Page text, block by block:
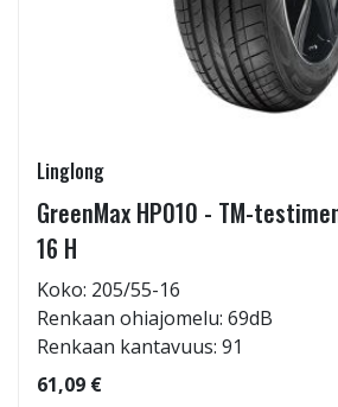
Linglong
GreenMax HP010 - TM-
16 H
Koko: 205/55-16
Renkaan ohiajomelu: 69dB
Renkaan kantavuus: 91
61,09 €